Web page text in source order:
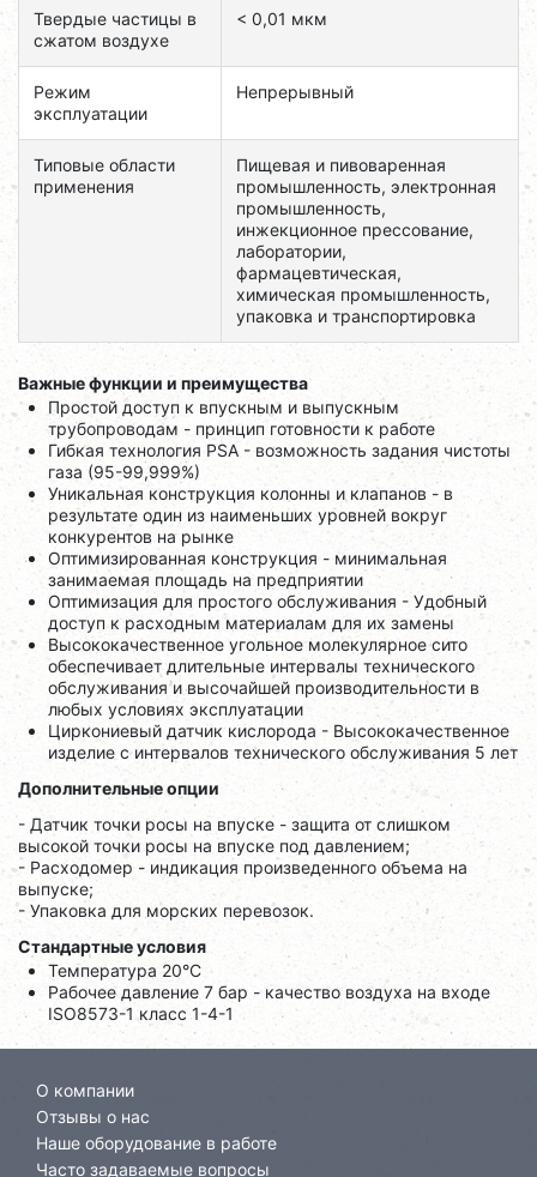
Твердые частицы в
сжатом воздухе
< 0,01 мкм
Режим
эксплуатации
Непрерывный
Типовые области
применения
Пищевая и пивоваренная
промышленность, электронная
промышленность,
инжекционное прессование,
лаборатории,
фармацевтическая,
химическая промышленность,
упаковка и транспортировка
Важные функции и преимущества
Простой доступ к впускным и выпускным
трубопроводам - ​​принцип готовности к работе
Гибкая технология PSA - возможность задания чистоты
газа (95-99,999%)
Уникальная конструкция колонны и клапанов - в
результате один из наименьших уровней вокруг
конкурентов на рынке
Оптимизированная конструкция - минимальная
занимаемая площадь на предприятии
Оптимизация для простого обслуживания - Удобный
доступ к расходным материалам для их замены
Высококачественное угольное молекулярное сито
обеспечивает длительные интервалы технического
обслуживания и высочайшей производительности в
любых условиях эксплуатации
Циркониевый датчик кислорода - Высококачественное
изделие с интервалов технического обслуживания 5 лет
Дополнительные опции
- Датчик точки росы на впуске - защита от слишком
высокой точки росы на впуске под давлением;
- Расходомер - индикация произведенного объема на
выпуске;
- Упаковка для морских перевозок.
Стандартные условия
Температура 20°C
Рабочее давление 7 бар - качество воздуха на входе
ISO8573-1 класс 1-4-1
О компании
Отзывы о нас
Наше оборудование в работе
Часто задаваемые вопросы